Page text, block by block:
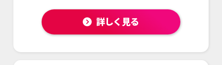
詳しく見る